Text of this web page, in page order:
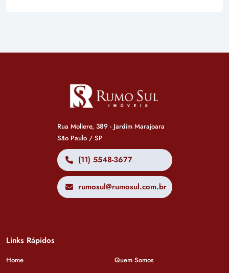
Rua Moliere, 389 - Jardim Marajoara
São Paulo / SP
(11) 5548-3677
rumosul@rumosul.com.br
Links Rápidos
Home
Quem Somos